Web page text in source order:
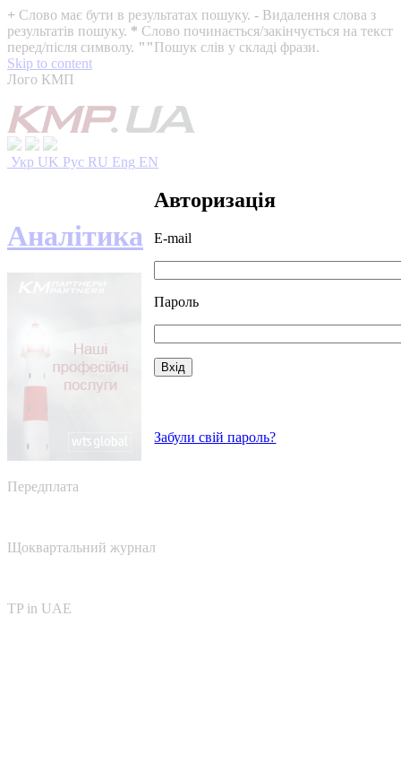
+ Слово має бути в результатах пошуку. - Видалення слова з
результатів пошуку. * Слово починається/закінчується на текст
перед/після символу. ""Пошук слів у складі фрази.
Skip to content
Лого КМП
Укр UK Рус RU Eng EN
Авторизація
E-mail
Пароль
Забули свій пароль?
Аналітика
Передплата
Щоквартальний журнал
TP in UAE